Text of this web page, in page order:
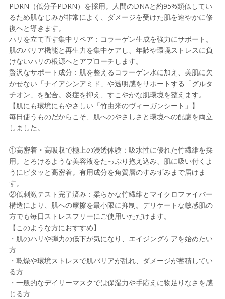
PDRN（低分子PDRN）を採用。人間のDNAと約95%類似してい
るため肌なじみが非常によく、ダメージを受けた肌を速やかに修
復へと導きます。
ハリを立て直す集中リペア：コラーゲン生成を強力にサポート。
肌のバリア機能と再生力を集中ケアし、年齢や環境ストレスに負
けないハリの根源へとアプローチします。
贅沢なサポート成分：肌を整えるコラーゲン水に加え、美肌に欠
かせない「ナイアシンアミド」や透明感をサポートする「グルタ
チオン」を配合。炎症を抑え、すこやかな肌環境を整えます。
【肌にも環境にもやさしい「竹由来のヴィーガンシート」】
毎日使うものだからこそ、肌へのやさしさと環境への配慮を両立
しました。
①高密着・高吸収で極上の浸透体験：吸水性に優れた竹繊維を採
用。とろけるような美容液をたっぷり抱え込み、肌に吸い付くよ
うにピタッと高密着。有用成分を角質層のすみずみまで届けま
す。
②低刺激テスト完了済み：柔らかな竹繊維とマイクロファイバー
構造により、肌への摩擦を最小限に抑制。デリケートな敏感肌の
方でも毎日ストレスフリーにご使用いただけます。
【このような方におすすめ】
・肌のハリや弾力の低下が気になり、エイジングケアを始めたい
方
・乾燥や環境ストレスで肌バリアが乱れ、ダメージが蓄積してい
る方
・一般的なデイリーマスクでは保湿力や手応えに物足りなさを感
じる方